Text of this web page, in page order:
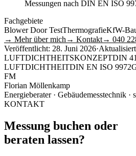
Messungen nach DIN EN ISO
Fachgebiete
Blower Door TestThermografieKfW-
→ Mehr über mich → Kontakt→ 040
Veröffentlicht: 28. Juni 2026·
LUFTDICHTHEITSKONZEPTDIN
LUFTDICHTHEITDIN EN ISO 9972
FM
Florian Möllenkamp
Energieberater · Gebäudemesstechnik ·
KONTAKT
Messung buchen oder
beraten lassen?